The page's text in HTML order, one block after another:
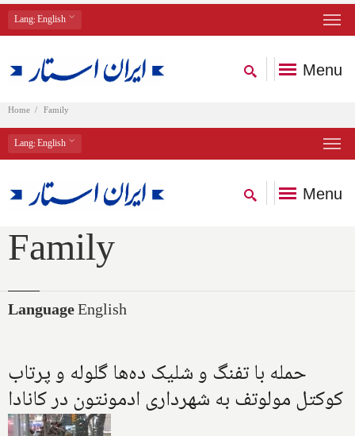
Lang: English
Menu
Home Family
Lang: English
Menu
Family
LanguageEnglish
حمله با تفنگ و شلیک ده‌ها گلوله و پرتاب
کوکتل مولوتف به شهرداری ادمونتون در کانادا